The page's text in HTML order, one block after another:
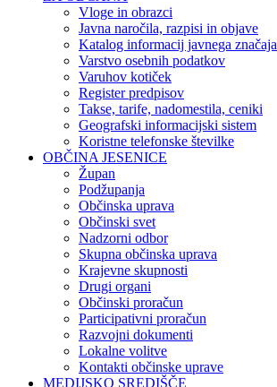
Vloge in obrazci
Javna naročila, razpisi in objave
Katalog informacij javnega značaja
Varstvo osebnih podatkov
Varuhov kotiček
Register predpisov
Takse, tarife, nadomestila, ceniki
Geografski informacijski sistem
Koristne telefonske številke
OBČINA JESENICE
Župan
Podžupanja
Občinska uprava
Občinski svet
Nadzorni odbor
Skupna občinska uprava
Krajevne skupnosti
Drugi organi
Občinski proračun
Participativni proračun
Razvojni dokumenti
Lokalne volitve
Kontakti občinske uprave
MEDIJSKO SREDIŠČE